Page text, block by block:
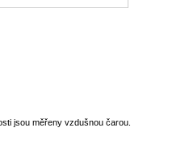
jsou měřeny vzdušnou čarou.